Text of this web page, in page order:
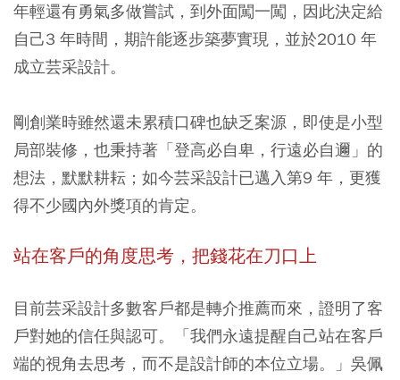
年輕還有勇氣多做嘗試，到外面闖一闖，因此決定給
自己3 年時間，期許能逐步築夢實現，並於2010 年
成立芸采設計。
剛創業時雖然還未累積口碑也缺乏案源，即使是小型
局部裝修，也秉持著「登高必自卑，行遠必自邇」的
想法，默默耕耘；如今芸采設計已邁入第9 年，更獲
得不少國內外獎項的肯定。
站在客戶的角度思考，把錢花在刀口上
目前芸采設計多數客戶都是轉介推薦而來，證明了客
戶對她的信任與認可。「我們永遠提醒自己站在客戶
端的視角去思考，而不是設計師的本位立場。」吳佩